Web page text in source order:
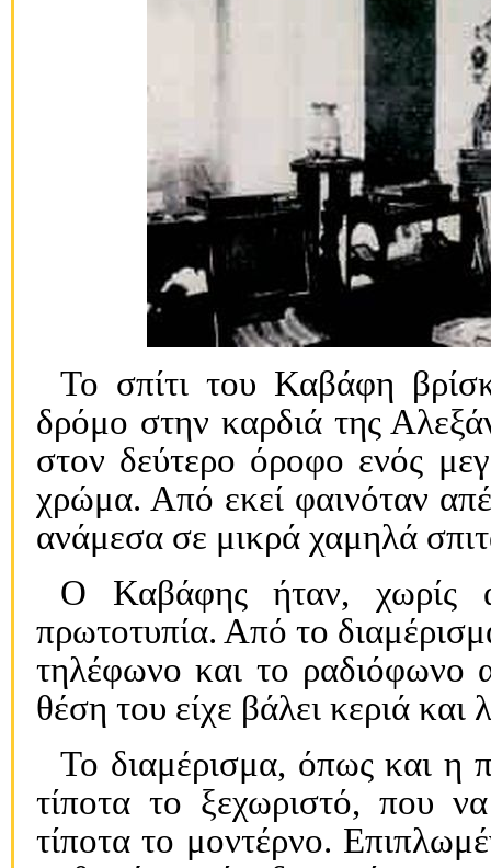
Το σπίτι του Καβάφη
δρόμο στην καρδιά της
στον δεύτερο όροφο ενός
χρώμα. Από εκεί φαινόταν
ανάμεσα σε μικρά χαμηλά
Ο Καβάφης ήταν, χωρίς
πρωτοτυπία. Από το
τηλέφωνο και το ραδιόφωνο
θέση του είχε βάλει κεριά και
Το διαμέρισμα, όπως και η
τίποτα το ξεχωριστό, που
τίποτα το μοντέρνο.